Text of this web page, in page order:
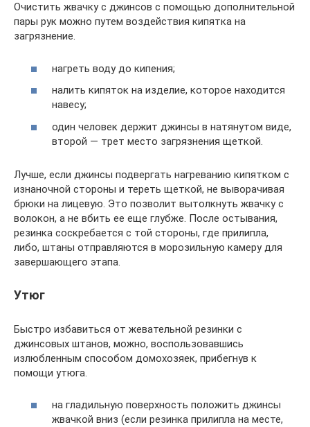
Очистить жвачку с джинсов с помощью дополнительной
пары рук можно путем воздействия кипятка на
загрязнение.
нагреть воду до кипения;
налить кипяток на изделие, которое находится
навесу;
один человек держит джинсы в натянутом виде,
второй ― трет место загрязнения щеткой.
Лучше, если джинсы подвергать нагреванию кипятком с
изнаночной стороны и тереть щеткой, не выворачивая
брюки на лицевую. Это позволит вытолкнуть жвачку с
волокон, а не вбить ее еще глубже. После остывания,
резинка соскребается с той стороны, где прилипла,
либо, штаны отправляются в морозильную камеру для
завершающего этапа.
Утюг
Быстро избавиться от жевательной резинки с
джинсовых штанов, можно, воспользовавшись
излюбленным способом домохозяек, прибегнув к
помощи утюга.
на гладильную поверхность положить джинсы
жвачкой вниз (если резинка прилипла на месте,